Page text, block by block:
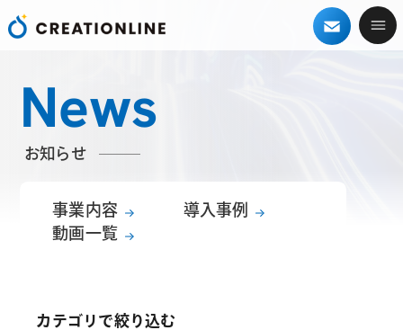
News
お知らせ
事業内容
導入事例
動画一覧
カテゴリで絞り込む